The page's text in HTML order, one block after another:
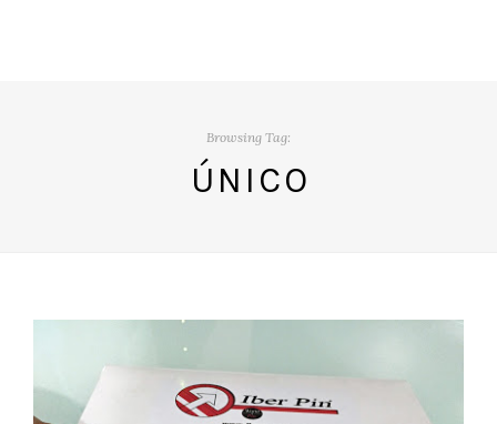
Browsing Tag:
ÚNICO